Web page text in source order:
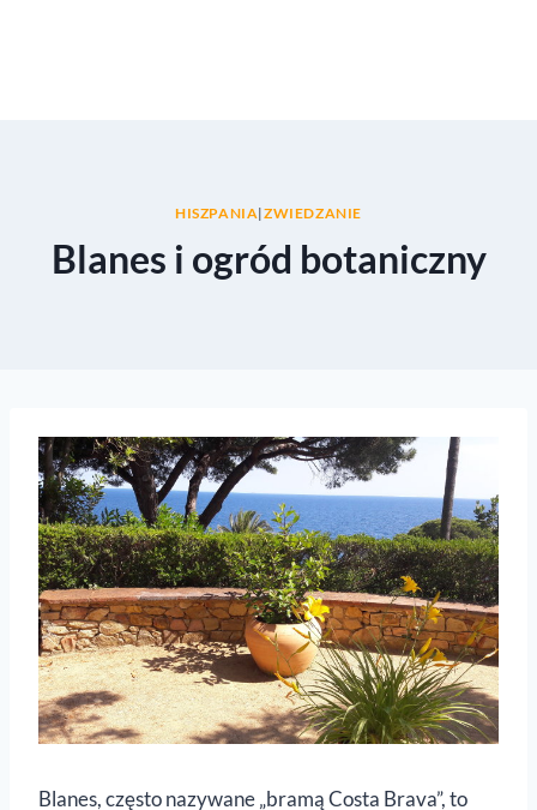
HISZPANIA|ZWIEDZANIE
Blanes i ogród botaniczny
Blanes, często nazywane „bramą Costa Brava”, to